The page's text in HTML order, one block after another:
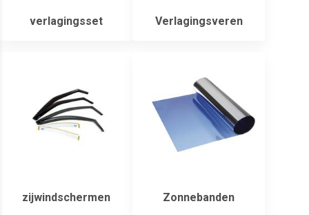
verlagingsset Verlagingsveren
zijwindschermen Zonnebanden